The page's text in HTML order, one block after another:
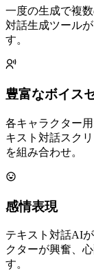
一度の生成で複
対話生成ツール
す。
豊富なボイス
各キャラクター
キスト対話スク
を組み合わせ。
感情表現
テキスト対話AI
クターが興奮、
す。